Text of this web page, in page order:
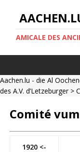
AMICALE DES
Aachen.lu - die Al
des A.V. d’Letzeburger>
Comité vum
1920 <-